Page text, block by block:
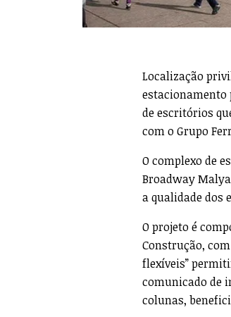
Localização
estacionamento
de escritórios
com o Grupo
O complexo de
Broadway
a qualidade dos
O projeto é
Construção,
flexíveis”
comunicado de
colunas,